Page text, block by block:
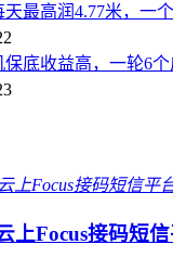
最高润4.77米，一
底收益高，一轮6个
上Focus接码短